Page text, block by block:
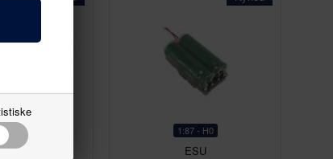
- H0 1:87 - H0
ESU